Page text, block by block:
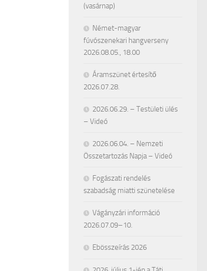
(vasárnap)
Német-magyar
fúvószenekari hangverseny
2026.08.05., 18.00
Áramszünet értesítő
2026.07.28.
2026.06.29. – Testületi ülés
– Videó
2026.06.04. – Nemzeti
Összetartozás Napja – Videó
Fogászati rendelés
szabadság miatti szünetelése
Vágányzári információ
2026.07.09–10.
Ebösszeírás 2026